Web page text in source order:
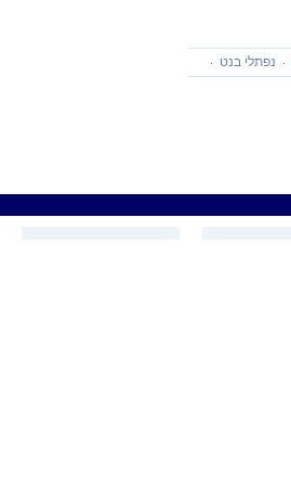
נפתלי בנט